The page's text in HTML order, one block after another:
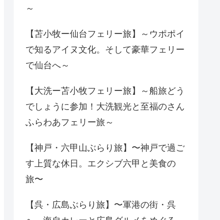
～
【苫小牧ー仙台フェリー旅】～ウポポイ
で知るアイヌ文化。そして豪華フェリー
で仙台へ～
【大洗ー苫小牧フェリー旅】～船旅どう
でしょうに参加！大洗観光と至福のさん
ふらわあフェリー旅～
【神戸・六甲山ぶらり旅】〜神戸で過ご
す上質な休日。エクシブ六甲と美食の
旅〜
【呉・広島ぶらり旅】〜軍港の街・呉